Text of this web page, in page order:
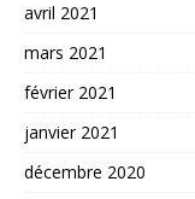
avril 2021
mars 2021
février 2021
janvier 2021
décembre 2020